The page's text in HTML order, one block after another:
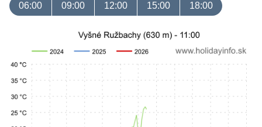
06:00 09:00 12:00 15:00 18:00